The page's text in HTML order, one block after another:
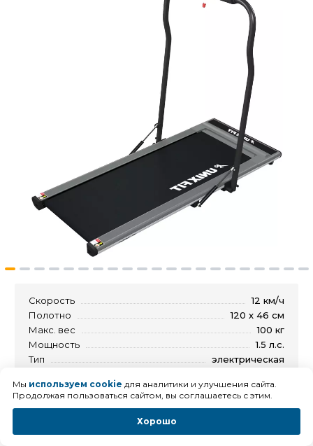
Скорость
12 км/ч
Полотно
120 х 46 см
Макс. вес
100 кг
Мощность
1.5 л.с.
Тип
электрическая
Мы используем cookie для аналитики и улучшения сайта.
Продолжая пользоваться сайтом, вы соглашаетесь с этим.
Хорошо